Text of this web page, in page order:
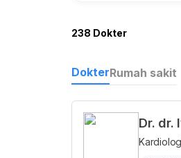
238 Dokter
DokterRumah sakit
Dr. dr.